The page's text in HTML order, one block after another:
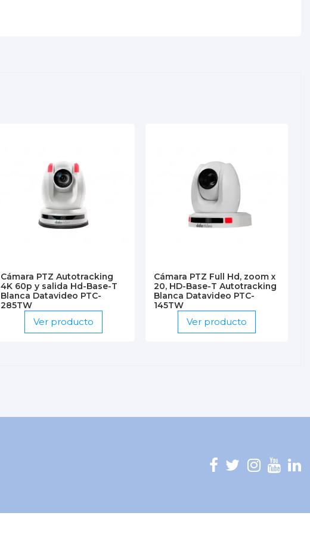
Cámara PTZ Autotracking
4K 60p y salida Hd-Base-T
Blanca Datavideo PTC-
285TW
Ver producto
Cámara PTZ Full Hd, zoom x
20, HD-Base-T Autotracking
Blanca Datavideo PTC-
145TW
Ver producto